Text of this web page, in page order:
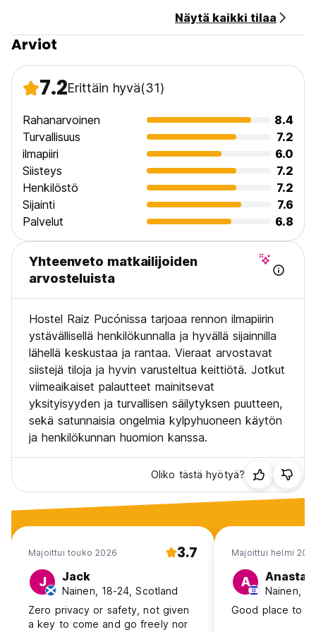
Ei ulkonaliikkumiskieltoa
Ei lemmikkieläimiä
(Auto-translated from original language)
Näytä kaikki tilaa
Arviot
7.2Erittäin hyvä(31)
Rahanarvoinen
8.4
Turvallisuus
7.2
ilmapiiri
6.0
Siisteys
7.2
Henkilöstö
7.2
Sijainti
7.6
Palvelut
6.8
Yhteenveto matkailijoiden
arvosteluista
Hostel Raiz Pucónissa tarjoaa rennon ilmapiirin
ystävällisellä henkilökunnalla ja hyvällä sijainnilla
lähellä keskustaa ja rantaa. Vieraat arvostavat
siistejä tiloja ja hyvin varusteltua keittiötä. Jotkut
viimeaikaiset palautteet mainitsevat
yksityisyyden ja turvallisen säilytyksen puutteen,
sekä satunnaisia ongelmia kylpyhuoneen käytön
ja henkilökunnan huomion kanssa.
Oliko tästä hyötyä?
Majoittui touko 2026 3.7
J Jack
Nainen, 18-24, Scotland
Zero privacy or safety, not given
a key to come and go freely nor
Majoittui helmi
A
Nainen,
Good place to